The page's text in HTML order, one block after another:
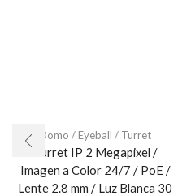
Domo / Eyeball / Turret
Turret IP 2 Megapixel /
Imagen a Color 24/7 / PoE /
Lente 2.8 mm / Luz Blanca 30